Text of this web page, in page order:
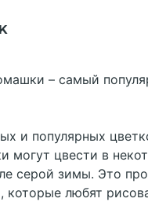
– самый
и популярных
цвести в
серой зимы. Это
которые любят